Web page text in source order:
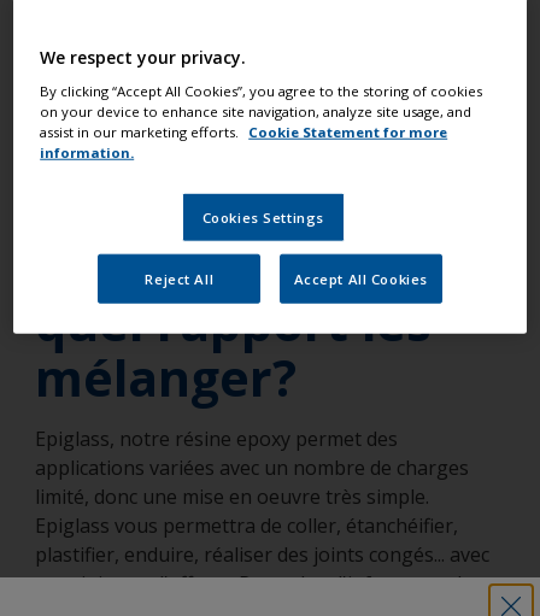
préconisé une
résine epoxy.
Comment savoir
quels produits
utiliser et dans
quel rapport les
mélanger?
Epiglass, notre résine epoxy permet des
applications variées avec un nombre de charges
limité, donc une mise en oeuvre très simple.
Epiglass vous permettra de coller, étanchéifier,
plastifier, enduire, réaliser des joints congés... avec
un minimum d'efforts. Pour plus d'infos, consultez
We respect your privacy.
By clicking “Accept All Cookies”, you agree to the storing of cookies
on your device to enhance site navigation, analyze site usage, and
assist in our marketing efforts.
Cookie Statement for more
information.
Cookies Settings
Reject All Accept All Cookies